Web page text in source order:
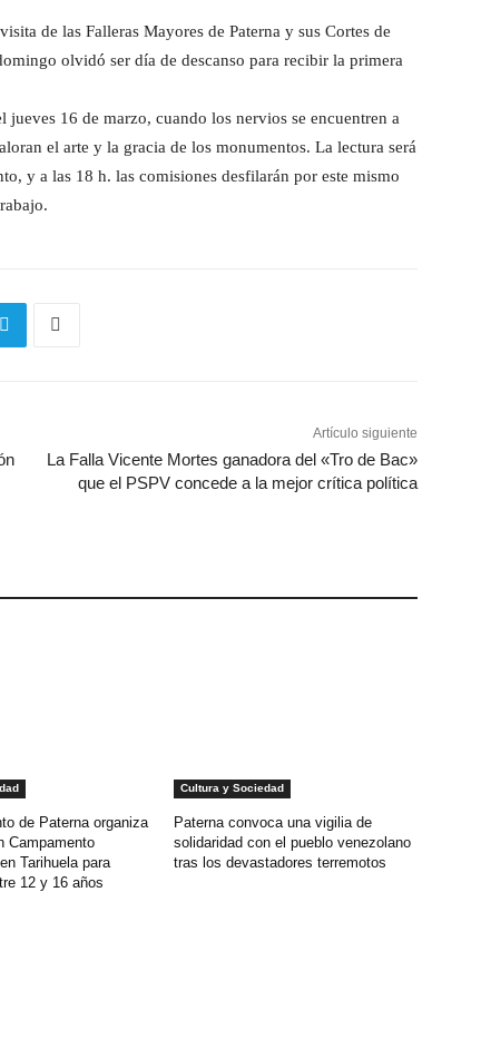
de las Falleras Mayores de Paterna y sus Cortes de
olvidó ser día de descanso para recibir la primera
16 de marzo, cuando los nervios se encuentren a
el arte y la gracia de los monumentos. La lectura será
y a las 18 h. las comisiones desfilarán por este mismo
Artículo siguiente
La Falla Vicente Mortes ganadora del «Tro de Bac»
que el PSPV concede a la mejor crítica política
de Paterna organiza
Campamento
Tarihuela para
12 y 16 años
Cultura y Sociedad
Paterna convoca una vigilia de
solidaridad con el pueblo venezolano
tras los devastadores terremotos